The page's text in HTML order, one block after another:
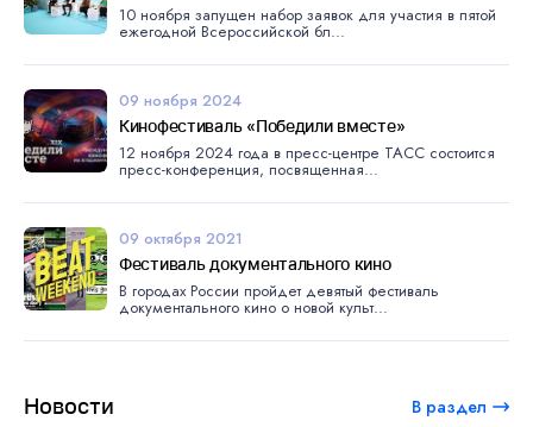
Новости В раздел
10 ноября запущен набор заявок для участия в пятой
ежегодной Всероссийской бл...
09 ноября 2024
Кинофестиваль «Победили вместе»
12 ноября 2024 года в пресс-центре ТАСС состоится
пресс-конференция, посвященная...
09 октября 2021
Фестиваль документального кино
В городах России пройдет девятый фестиваль
документального кино о новой культ...